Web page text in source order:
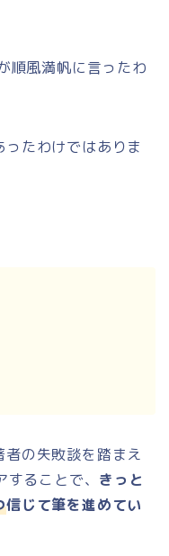
順風満帆に言ったわ
たわけではありま
者の失敗談を踏まえ
ることで、 きっと
信じて筆を進めてい